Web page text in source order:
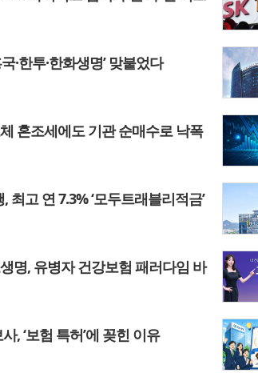
·한투·한화생명’ 맞붙었다
혼조세에도 기관 순매수로 낙폭
고 연 7.3% ‘모두트래블리적금’
명, 유병자 건강보험 패러다임 바
, ‘보험 특허’에 꽂힌 이유